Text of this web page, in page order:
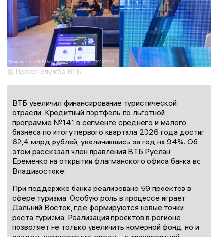
© Пресс-служба ВТБ
ВТБ увеличил финансирование туристической
отрасли. Кредитный портфель по льготной
программе №141 в сегменте среднего и малого
бизнеса по итогу первого квартала 2026 года достиг
62,4 млрд рублей, увеличившись за год на 94%. Об
этом рассказал член правления ВТБ Руслан
Еременко на открытии флагманского офиса банка во
Владивостоке.
При поддержке банка реализовано 59 проектов в
сфере туризма. Особую роль в процессе играет
Дальний Восток, где формируются новые точки
роста туризма. Реализация проектов в регионе
позволяет не только увеличить номерной фонд, но и